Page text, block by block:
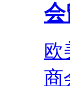
欧
商